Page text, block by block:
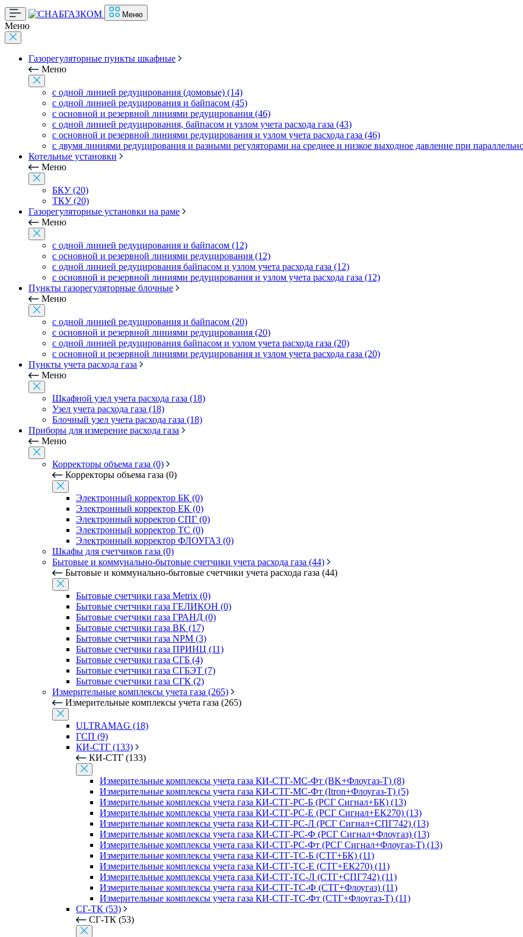
Меню
Меню
Газорегуляторные пункты шкафные
Меню
с одной линией редуцирования (домовые) (14)
с одной линией редуцирования и байпасом (45)
с основной и резервной линиями редуцирования (46)
с одной линией редуцирования, байпасом и узлом учета расхода газа (43)
с основной и резервной линиями редуцирования и узлом учета расхода газа (46)
с двумя линиями редуцирования и разными регуляторами на среднее и низкое выходное давление при
Котельные установки
Меню
БКУ (20)
ТКУ (20)
Газорегуляторные установки на раме
Меню
с одной линией редуцирования и байпасом (12)
с основной и резервной линиями редуцирования (12)
с одной линией редуцирования байпасом и узлом учета расхода газа (12)
с основной и резервной линиями редуцирования и узлом учета расхода газа (12)
Пункты газорегуляторные блочные
Меню
с одной линией редуцирования и байпасом (20)
с основной и резервной линиями редуцирования (20)
с одной линией редуцирования байпасом и узлом учета расхода газа (20)
с основной и резервной линиями редуцирования и узлом учета расхода газа (20)
Пункты учета расхода газа
Меню
Шкафной узел учета расхода газа (18)
Узел учета расхода газа (18)
Блочный узел учета расхода газа (18)
Приборы для измерение расхода газа
Меню
Корректоры объема газа (0)
Корректоры объема газа (0)
Электронный корректор БК (0)
Электронный корректор ЕК (0)
Электронный корректор СПГ (0)
Электронный корректор ТС (0)
Электронный корректор ФЛОУГАЗ (0)
Шкафы для счетчиков газа (0)
Бытовые и коммунально-бытовые счетчики учета расхода газа (44)
Бытовые и коммунально-бытовые счетчики учета расхода газа (44)
Бытовые счетчики газа Metrix (0)
Бытовые счетчики газа ГЕЛИКОН (0)
Бытовые счетчики газа ГРАНД (0)
Бытовые счетчики газа BK (17)
Бытовые счетчики газа NPM (3)
Бытовые счетчики газа ПРИНЦ (11)
Бытовые счетчики газа СГБ (4)
Бытовые счетчики газа СГБЭТ (7)
Бытовые счетчики газа СГК (2)
Измерительные комплексы учета газа (265)
Измерительные комплексы учета газа (265)
ULTRAMAG (18)
ГСП (9)
КИ-СТГ (133)
КИ-СТГ (133)
Измерительные комплексы учета газа КИ-СТГ-МС-Фт (BK+Флоугаз-Т) (8)
Измерительные комплексы учета газа КИ-СТГ-МС-Фт (Itron+Флоугаз-Т) (5)
Измерительные комплексы учета газа КИ-СТГ-РС-Б (РСГ Сигнал+БК) (13)
Измерительные комплексы учета газа КИ-СТГ-РС-Е (РСГ Сигнал+ЕК270) (13)
Измерительные комплексы учета газа КИ-СТГ-РС-Л (РСГ Сигнал+СПГ742) (13)
Измерительные комплексы учета газа КИ-СТГ-РС-Ф (РСГ Сигнал+Флоугаз) (13)
Измерительные комплексы учета газа КИ-СТГ-РС-Фт (РСГ Сигнал+Флоугаз-Т) (13)
Измерительные комплексы учета газа КИ-СТГ-ТС-Б (СТГ+БК) (11)
Измерительные комплексы учета газа КИ-СТГ-ТС-Е (СТГ+ЕК270) (11)
Измерительные комплексы учета газа КИ-СТГ-ТС-Л (СТГ+СПГ742) (11)
Измерительные комплексы учета газа КИ-СТГ-ТС-Ф (СТГ+Флоугаз) (11)
Измерительные комплексы учета газа КИ-СТГ-ТС-Фт (СТГ+Флоугаз-Т) (11)
СГ-ТК (53)
СГ-ТК (53)